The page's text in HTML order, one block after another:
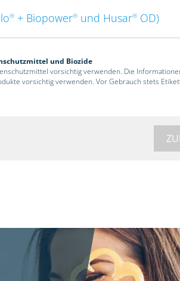
® + Biopower® und Husar® OD)
und Biozide
vorsichtig verwenden. Die
vorsichtig verwenden. Vor Gebrauch stets